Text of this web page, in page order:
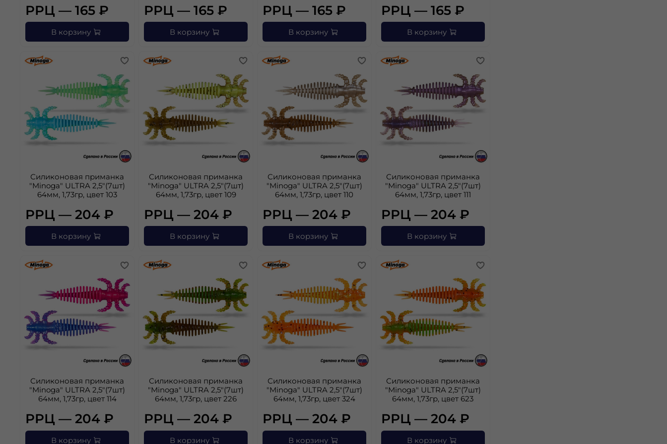
РРЦ — 165 ₽
В корзину
РРЦ — 165 ₽
В корзину
РРЦ — 165 ₽
В корзину
РРЦ — 165 ₽
В корзину
Силиконовая приманка
"Minoga" ULTRA 2,5"(7шт)
64мм, 1,73гр, цвет 103
РРЦ — 204 ₽
В корзину
Силиконовая приманка
"Minoga" ULTRA 2,5"(7шт)
64мм, 1,73гр, цвет 109
РРЦ — 204 ₽
В корзину
Силиконовая приманка
"Minoga" ULTRA 2,5"(7шт)
64мм, 1,73гр, цвет 110
РРЦ — 204 ₽
В корзину
Силиконовая приманка
"Minoga" ULTRA 2,5"(7шт)
64мм, 1,73гр, цвет 111
РРЦ — 204 ₽
В корзину
Силиконовая приманка
"Minoga" ULTRA 2,5"(7шт)
64мм, 1,73гр, цвет 114
РРЦ — 204 ₽
В корзину
Силиконовая приманка
"Minoga" ULTRA 2,5"(7шт)
64мм, 1,73гр, цвет 226
РРЦ — 204 ₽
В корзину
Силиконовая приманка
"Minoga" ULTRA 2,5"(7шт)
64мм, 1,73гр, цвет 324
РРЦ — 204 ₽
В корзину
Силиконовая приманка
"Minoga" ULTRA 2,5"(7шт)
64мм, 1,73гр, цвет 623
РРЦ — 204 ₽
В корзину